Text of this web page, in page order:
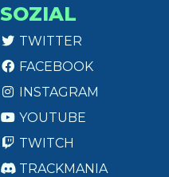
SOZIAL
TWITTER
FACEBOOK
INSTAGRAM
YOUTUBE
TWITCH
TRACKMANIA